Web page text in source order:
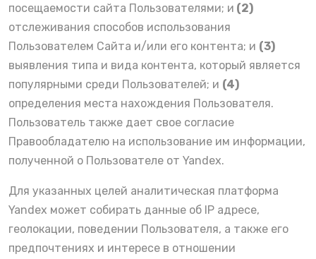
посещаемости сайта Пользователями; и (2)
отслеживания способов использования
Пользователем Сайта и/или его контента; и (3)
выявления типа и вида контента, который является
популярными среди Пользователей; и (4)
определения места нахождения Пользователя.
Пользователь также дает свое согласие
Правообладателю на использование им информации,
полученной о Пользователе от Yandex.
Для указанных целей аналитическая платформа
Yandex может собирать данные об IP адресе,
геолокации, поведении Пользователя, а также его
предпочтениях и интересе в отношении